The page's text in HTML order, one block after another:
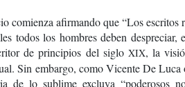
comienza afirmando que “Los
todos los hombres deben
de principios del siglo XIX, la
Sin embargo, como Vicente De
de lo sublime excluya “poderosos